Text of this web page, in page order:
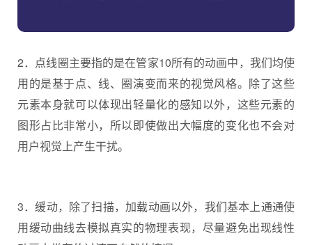
2．点线圈主要指的是在管家10所有的动画中，我们均使
用的是基于点、线、圈演变而来的视觉风格。除了这些
元素本身就可以体现出轻量化的感知以外，这些元素的
图形占比非常小，所以即使做出大幅度的变化也不会对
用户视觉上产生干扰。
3．缓动，除了扫描，加载动画以外，我们基本上通通使
用缓动曲线去模拟真实的物理表现，尽量避免出现线性